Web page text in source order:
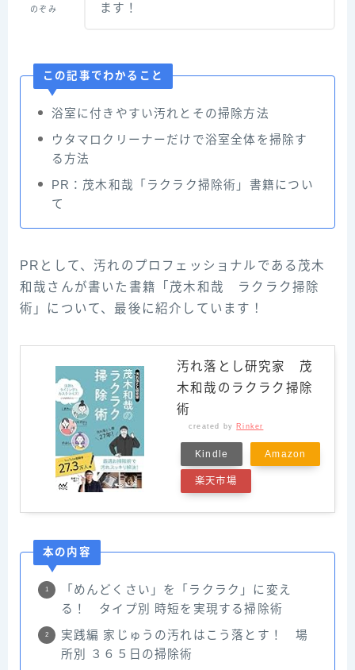
のぞみ
ます！
この記事でわかること
浴室に付きやすい汚れとその掃除方法
ウタマロクリーナーだけで浴室全体を掃除す
る方法
PR：茂木和哉「ラクラク掃除術」書籍につい
て
PRとして、汚れのプロフェッショナルである茂木
和哉さんが書いた書籍「茂木和哉 ラクラク掃除
術」について、最後に紹介しています！
汚れ落とし研究家 茂
木和哉のラクラク掃除
術
created by Rinker
Kindle Amazon
楽天市場
本の内容
「めんどくさい」を「ラクラク」に変え
る！ タイプ別 時短を実現する掃除術
実践編 家じゅうの汚れはこう落とす！ 場
所別 ３６５日の掃除術